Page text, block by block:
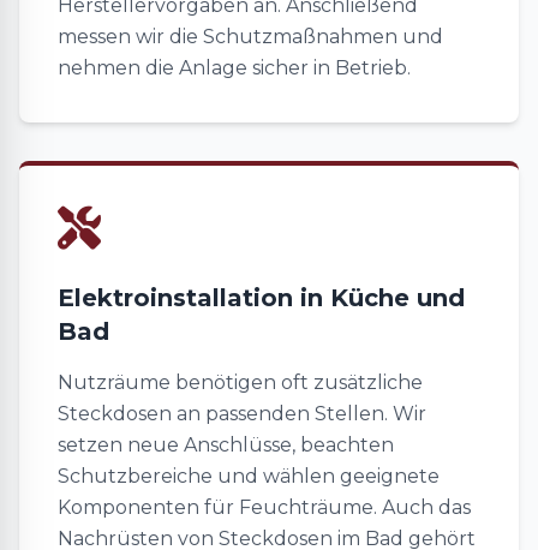
Herstellervorgaben an. Anschließend
messen wir die Schutzmaßnahmen und
nehmen die Anlage sicher in Betrieb.
Elektroinstallation in Küche und
Bad
Nutzräume benötigen oft zusätzliche
Steckdosen an passenden Stellen. Wir
setzen neue Anschlüsse, beachten
Schutzbereiche und wählen geeignete
Komponenten für Feuchträume. Auch das
Nachrüsten von Steckdosen im Bad gehört